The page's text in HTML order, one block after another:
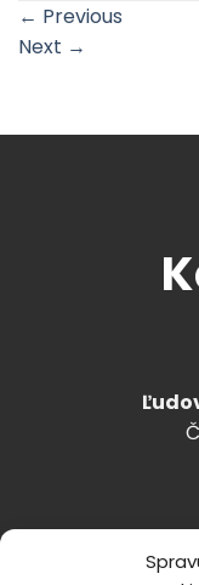
← Previous
Next →